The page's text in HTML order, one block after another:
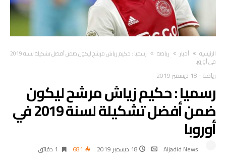
‫الرئيسية‬ أخبار رياضة
رسميا : حكيم زياش مرشح ليكون ضمن أفضل تشكيلة لسنة 2019
في أوروبا
رياضة- 18 ديسمبر 2019
رسميا : حكيم زياش مرشح ليكون
ضمن أفضل تشكيلة لسنة 2019 في
أوروبا
Aljadid News 18 ديسمبر 2019 681 1 ‫دقائق‬